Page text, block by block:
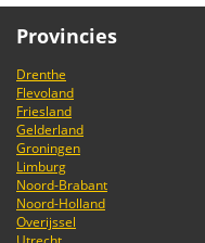
Provincies
Drenthe
Flevoland
Friesland
Gelderland
Groningen
Limburg
Noord-Brabant
Noord-Holland
Overijssel